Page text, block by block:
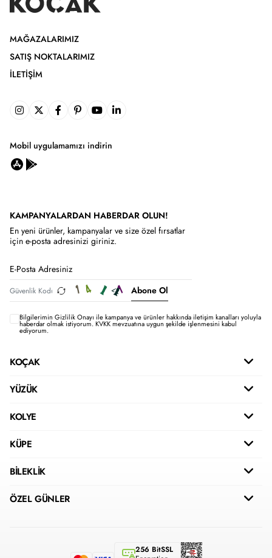
MAĞAZALARIMIZ
SATIŞ NOKTALARIMIZ
İLETIŞIM
Mobil uygulamamızı indirin
KAMPANYALARDAN HABERDAR OLUN!
En yeni ürünler, kampanyalar ve size özel fırsatlar
için e-posta adresinizi giriniz.
Abone Ol
Bilgilerimin Gizlilik Onayı ile kampanya ve ürünler hakkında iletişim kanalları yoluyla
haberdar olmak istiyorum.KVKK mevzuatına uygun şekilde işlenmesini kabul
ediyorum.
KOÇAK
YÜZÜK
KOLYE
KÜPE
BİLEKLİK
ÖZEL GÜNLER
256 BitSSL